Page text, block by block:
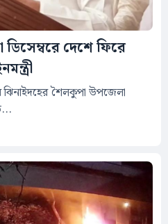
দেশে ফিরে
শৈলকুপা উপজেলা